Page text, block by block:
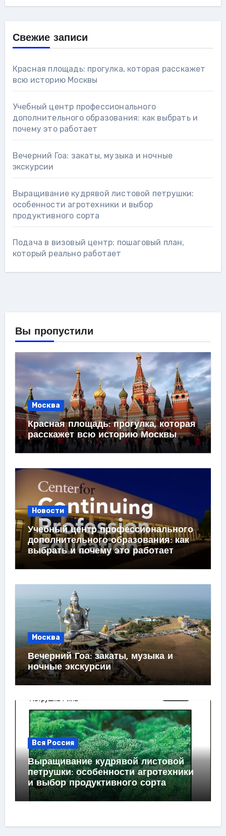
Свежие записи
Красная площадь: прогулка, которая расскажет
всю историю Москвы
Учебный центр профессионального
дополнительного образования: как выбрать и
почему это работает
Вечерний Гоа: закаты, музыка и ночные
экскурсии
Выращивание кудрявой листовой петрушки:
особенности агротехники и выбор
продуктивного сорта
Подача в визовый центр: пошаговый план,
который реально работает
Вы пропустили
Москва
Красная площадь: прогулка, которая
расскажет всю историю Москвы
Новости
Учебный центр профессионального
дополнительного образования: как
выбрать и почему это работает
Москва
Вечерний Гоа: закаты, музыка и
ночные экскурсии
Вся Россия
Выращивание кудрявой листовой
петрушки: особенности агротехники
и выбор продуктивного сорта